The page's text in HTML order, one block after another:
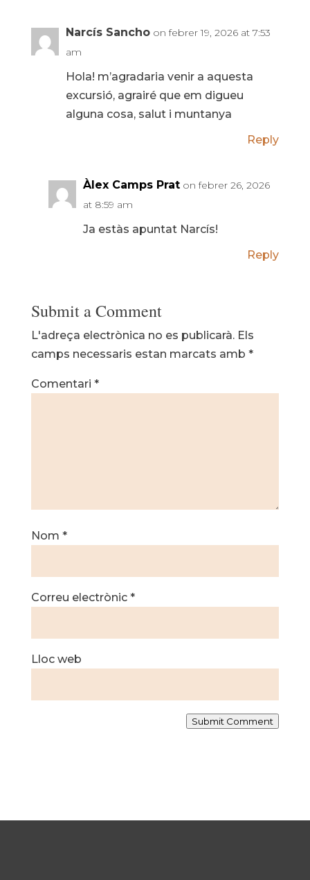
Narcís Sancho on febrer 19, 2026 at 7:53
am
Hola! m’agradaria venir a aquesta
excursió, agrairé que em digueu
alguna cosa, salut i muntanya
Reply
Àlex Camps Prat on febrer 26, 2026
at 8:59 am
Ja estàs apuntat Narcís!
Reply
Submit a Comment
L'adreça electrònica no es publicarà. Els
camps necessaris estan marcats amb *
Comentari *
Nom *
Correu electrònic *
Lloc web
Submit Comment